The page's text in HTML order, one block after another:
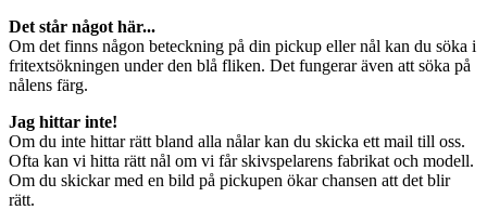
Det står något här...
Om det finns någon beteckning på din pickup eller nål kan du söka i
fritextsökningen under den blå fliken. Det fungerar även att söka på
nålens färg.
Jag hittar inte!
Om du inte hittar rätt bland alla nålar kan du skicka ett mail till oss.
Ofta kan vi hitta rätt nål om vi får skivspelarens fabrikat och modell.
Om du skickar med en bild på pickupen ökar chansen att det blir
rätt.